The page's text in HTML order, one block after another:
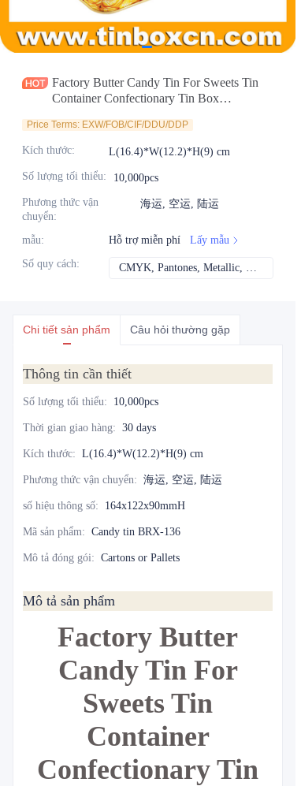
Factory Butter Candy Tin For Sweets Tin
Container Confectionary Tin Box
Price Terms: EXW/FOB/CIF/DDU/DDP
Kích thước: L(16.4)*W(12.2)*H(9) cm
Số lượng tối thiểu: 10,000pcs
Phương thức vận
chuyển:
海运, 空运, 陆运
mẫu: Hỗ trợ miễn phí
Lấy mẫu
Số quy cách: CMYK, Pantones, Metallic, Màu spot, v.v.
Chi tiết sản phẩm Câu hỏi thường gặp
Thông tin cần thiết
Số lượng tối thiểu: 10,000pcs
Thời gian giao hàng: 30 days
Kích thước: L(16.4)*W(12.2)*H(9) cm
Phương thức vận chuyển: 海运, 空运, 陆运
số hiệu thông số: 164x122x90mmH
Mã sản phẩm: Candy tin BRX-136
Mô tả đóng gói: Cartons or Pallets
Mô tả sản phẩm
Factory Butter
Candy Tin For
Sweets Tin
Container
Confectionary Tin
Tin tức